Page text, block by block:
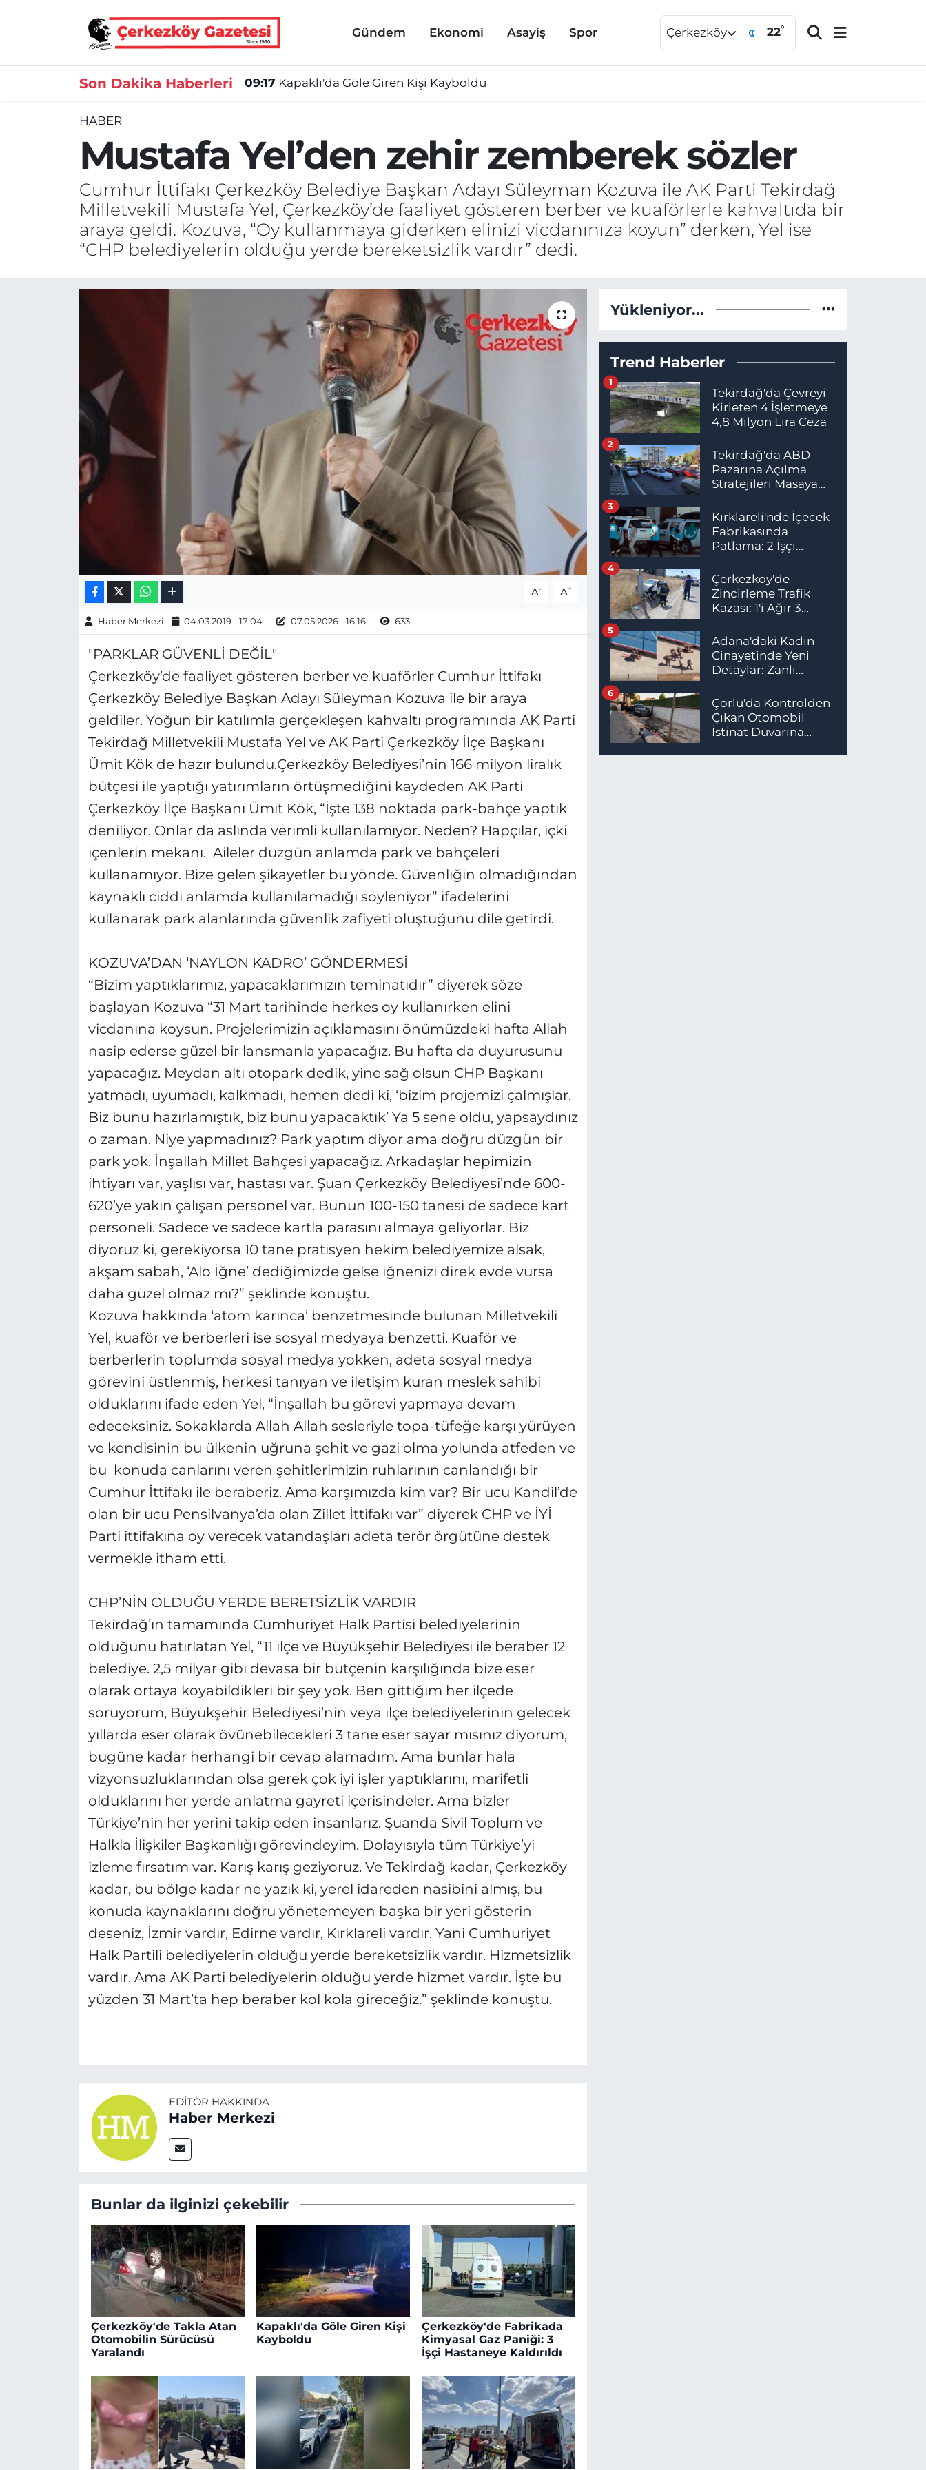
Gündem Ekonomi Asayiş Spor Çerkezköy 22°
Son Dakika Haberleri 09:17 Kapaklı'da Göle Giren Kişi Kayboldu
HABER
Mustafa Yel’den zehir zemberek sözler
Cumhur İttifakı Çerkezköy Belediye Başkan Adayı Süleyman Kozuva ile AK Parti Tekirdağ
Milletvekili Mustafa Yel, Çerkezköy’de faaliyet gösteren berber ve kuaförlerle kahvaltıda bir
araya geldi. Kozuva, “Oy kullanmaya giderken elinizi vicdanınıza koyun” derken, Yel ise
“CHP belediyelerin olduğu yerde bereketsizlik vardır” dedi.
A- A+
Haber Merkezi 04.03.2019 - 17:04 07.05.2026 - 16:16 633
"PARKLAR GÜVENLİ DEĞİL"
Çerkezköy’de faaliyet gösteren berber ve kuaförler Cumhur İttifakı
Çerkezköy Belediye Başkan Adayı Süleyman Kozuva ile bir araya
geldiler. Yoğun bir katılımla gerçekleşen kahvaltı programında AK Parti
Tekirdağ Milletvekili Mustafa Yel ve AK Parti Çerkezköy İlçe Başkanı
Ümit Kök de hazır bulundu.Çerkezköy Belediyesi’nin 166 milyon liralık
bütçesi ile yaptığı yatırımların örtüşmediğini kaydeden AK Parti
Çerkezköy İlçe Başkanı Ümit Kök, “İşte 138 noktada park-bahçe yaptık
deniliyor. Onlar da aslında verimli kullanılamıyor. Neden? Hapçılar, içki
içenlerin mekanı. Aileler düzgün anlamda park ve bahçeleri
kullanamıyor. Bize gelen şikayetler bu yönde. Güvenliğin olmadığından
kaynaklı ciddi anlamda kullanılamadığı söyleniyor” ifadelerini
kullanarak park alanlarında güvenlik zafiyeti oluştuğunu dile getirdi.
KOZUVA’DAN ‘NAYLON KADRO’ GÖNDERMESİ
“Bizim yaptıklarımız, yapacaklarımızın teminatıdır” diyerek söze
başlayan Kozuva “31 Mart tarihinde herkes oy kullanırken elini
vicdanına koysun. Projelerimizin açıklamasını önümüzdeki hafta Allah
nasip ederse güzel bir lansmanla yapacağız. Bu hafta da duyurusunu
yapacağız. Meydan altı otopark dedik, yine sağ olsun CHP Başkanı
yatmadı, uyumadı, kalkmadı, hemen dedi ki, ‘bizim projemizi çalmışlar.
Biz bunu hazırlamıştık, biz bunu yapacaktık’ Ya 5 sene oldu, yapsaydınız
o zaman. Niye yapmadınız? Park yaptım diyor ama doğru düzgün bir
park yok. İnşallah Millet Bahçesi yapacağız. Arkadaşlar hepimizin
ihtiyarı var, yaşlısı var, hastası var. Şuan Çerkezköy Belediyesi’nde 600-
620’ye yakın çalışan personel var. Bunun 100-150 tanesi de sadece kart
personeli. Sadece ve sadece kartla parasını almaya geliyorlar. Biz
diyoruz ki, gerekiyorsa 10 tane pratisyen hekim belediyemize alsak,
akşam sabah, ‘Alo İğne’ dediğimizde gelse iğnenizi direk evde vursa
daha güzel olmaz mı?” şeklinde konuştu.
Kozuva hakkında ‘atom karınca’ benzetmesinde bulunan Milletvekili
Yel, kuaför ve berberleri ise sosyal medyaya benzetti. Kuaför ve
berberlerin toplumda sosyal medya yokken, adeta sosyal medya
görevini üstlenmiş, herkesi tanıyan ve iletişim kuran meslek sahibi
olduklarını ifade eden Yel, “İnşallah bu görevi yapmaya devam
edeceksiniz. Sokaklarda Allah Allah sesleriyle topa-tüfeğe karşı yürüyen
ve kendisinin bu ülkenin uğruna şehit ve gazi olma yolunda atfeden ve
bu konuda canlarını veren şehitlerimizin ruhlarının canlandığı bir
Cumhur İttifakı ile beraberiz. Ama karşımızda kim var? Bir ucu Kandil’de
olan bir ucu Pensilvanya’da olan Zillet İttifakı var” diyerek CHP ve İYİ
Parti ittifakına oy verecek vatandaşları adeta terör örgütüne destek
vermekle itham etti.
CHP’NİN OLDUĞU YERDE BERETSİZLİK VARDIR
Tekirdağ’ın tamamında Cumhuriyet Halk Partisi belediyelerinin
olduğunu hatırlatan Yel, “11 ilçe ve Büyükşehir Belediyesi ile beraber 12
belediye. 2,5 milyar gibi devasa bir bütçenin karşılığında bize eser
olarak ortaya koyabildikleri bir şey yok. Ben gittiğim her ilçede
soruyorum, Büyükşehir Belediyesi’nin veya ilçe belediyelerinin gelecek
yıllarda eser olarak övünebilecekleri 3 tane eser sayar mısınız diyorum,
bugüne kadar herhangi bir cevap alamadım. Ama bunlar hala
vizyonsuzluklarından olsa gerek çok iyi işler yaptıklarını, marifetli
olduklarını her yerde anlatma gayreti içerisindeler. Ama bizler
Türkiye’nin her yerini takip eden insanlarız. Şuanda Sivil Toplum ve
Halkla İlişkiler Başkanlığı görevindeyim. Dolayısıyla tüm Türkiye’yi
izleme fırsatım var. Karış karış geziyoruz. Ve Tekirdağ kadar, Çerkezköy
kadar, bu bölge kadar ne yazık ki, yerel idareden nasibini almış, bu
konuda kaynaklarını doğru yönetemeyen başka bir yeri gösterin
deseniz, İzmir vardır, Edirne vardır, Kırklareli vardır. Yani Cumhuriyet
Halk Partili belediyelerin olduğu yerde bereketsizlik vardır. Hizmetsizlik
vardır. Ama AK Parti belediyelerin olduğu yerde hizmet vardır. İşte bu
yüzden 31 Mart’ta hep beraber kol kola gireceğiz.” şeklinde konuştu.
EDITÖR HAKKINDA
Haber Merkezi
Bunlar da ilginizi çekebilir
Çerkezköy'de Takla Atan
Otomobilin Sürücüsü
Yaralandı
Kapaklı'da Göle Giren Kişi
Kayboldu
Çerkezköy'de Fabrikada
Kimyasal Gaz Paniği: 3
İşçi Hastaneye Kaldırıldı
Yükleniyor...
Trend Haberler
Tekirdağ'da Çevreyi
Kirleten 4 İşletmeye
4,8 Milyon Lira Ceza
1
Tekirdağ'da ABD
Pazarına Açılma
Stratejileri Masaya
2
Kırklareli'nde İçecek
Fabrikasında
Patlama: 2 İşçi
3
Çerkezköy'de
Zincirleme Trafik
Kazası: 1'i Ağır 3
4
Adana'daki Kadın
Cinayetinde Yeni
Detaylar: Zanlı
Yakalandı
5
Çorlu'da Kontrolden
Çıkan Otomobil
İstinat Duvarına
6
Ekonomi
Gündem
Kültür&Sanat
Manşet
Topluluk Kuralları
Yayın İlkeleri
Tekirdağ Nöbetçi Eczaneler
Tekirdağ Hava Durumu
Tekirdağ Namaz Vakitleri
Tekirdağ Trafik Yoğunluk Haritası
Süper Lig Puan Durumu ve Fikstür
Tüm Manşetler